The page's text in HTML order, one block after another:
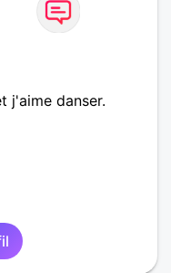
j'aime danser.